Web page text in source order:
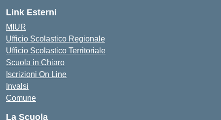
Link Esterni
MIUR
Ufficio Scolastico Regionale
Ufficio Scolastico Territoriale
Scuola in Chiaro
Iscrizioni On Line
Invalsi
Comune
La Scuola